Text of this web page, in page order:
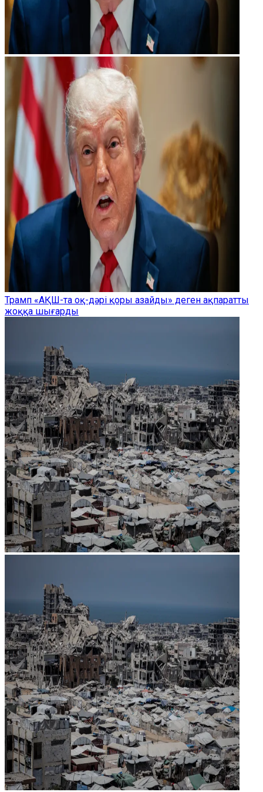
Трамп «АҚШ-та оқ-дәрі қоры азайды» деген ақпаратты
жоққа шығарды